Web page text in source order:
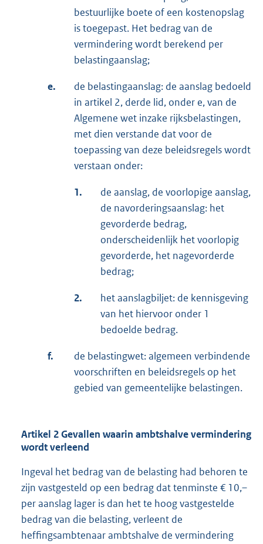
bestuurlijke boete of een kostenopslag
is toegepast. Het bedrag van de
vermindering wordt berekend per
belastingaanslag;
e.
de belastingaanslag: de aanslag bedoeld
in artikel 2, derde lid, onder e, van de
Algemene wet inzake rijksbelastingen,
met dien verstande dat voor de
toepassing van deze beleidsregels wordt
verstaan onder:
1.
de aanslag, de voorlopige aanslag,
de navorderingsaanslag: het
gevorderde bedrag,
onderscheidenlijk het voorlopig
gevorderde, het nagevorderde
bedrag;
2.
het aanslagbiljet: de kennisgeving
van het hiervoor onder 1
bedoelde bedrag.
f.
de belastingwet: algemeen verbindende
voorschriften en beleidsregels op het
gebied van gemeentelijke belastingen.
Artikel 2 Gevallen waarin ambtshalve vermindering
wordt verleend
Ingeval het bedrag van de belasting had behoren te
zijn vastgesteld op een bedrag dat tenminste € 10,–
per aanslag lager is dan het te hoog vastgestelde
bedrag van die belasting, verleent de
heffingsambtenaar ambtshalve de vermindering